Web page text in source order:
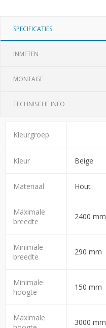
SPECIFICATIES
INMETEN
MONTAGE
TECHNISCHE INFO
Kleurgroep
Kleur Beige
Materiaal Hout
Maximale
breedte
2400 mm
Minimale
breedte
290 mm
Minimale
hoogte
150 mm
Maximale
3000 mm